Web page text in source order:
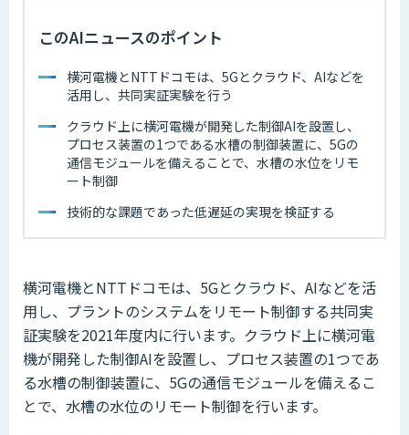
このAIニュースのポイント
横河電機とNTTドコモは、5Gとクラウド、AIなどを
活用し、共同実証実験を行う
クラウド上に横河電機が開発した制御AIを設置し、
プロセス装置の1つである水槽の制御装置に、5Gの
通信モジュールを備えることで、水槽の水位をリモ
ート制御
技術的な課題であった低遅延の実現を検証する
横河電機とNTTドコモは、5Gとクラウド、AIなどを活
用し、プラントのシステムをリモート制御する共同実
証実験を2021年度内に行います。クラウド上に横河電
機が開発した制御AIを設置し、プロセス装置の1つであ
る水槽の制御装置に、5Gの通信モジュールを備えるこ
とで、水槽の水位のリモート制御を行います。